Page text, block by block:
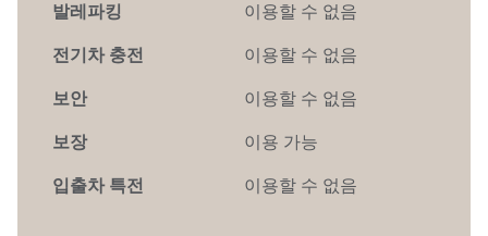
발레파킹 이용할 수 없음
전기차 충전 이용할 수 없음
보안 이용할 수 없음
보장 이용 가능
입출차 특전 이용할 수 없음